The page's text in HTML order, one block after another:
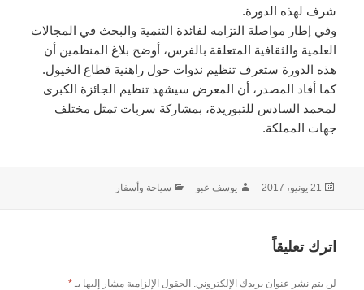
شرف لهذه الدورة.
وفي إطار مواصلة التزامه لفائدة التنمية والبحث في المجالات
العلمية والثقافية المتعلقة بالفرس، أوضح بلاغ المنظمين أن
هذه الدورة ستعرف تنظيم ندوات حول راهنية قطاع الخيول.
كما أفاد المصدر، أن المعرض سيشهد تنظيم الجائزة الكبرى
لمحمد السادس للتبوريدة، بمشاركة سربات تمثل مختلف
جهات المملكة.
نُشرت
21 يونيو، 2017 الكاتب
يوسف عبو التصنيفات
سياحة وأسفار
اترك تعليقاً
لن يتم نشر عنوان بريدك الإلكتروني. الحقول الإلزامية مشار إليها بـ*